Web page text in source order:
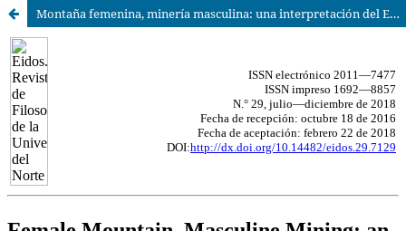
Montaña femenina, minería masculina: una interpretación del Entbergen [English]